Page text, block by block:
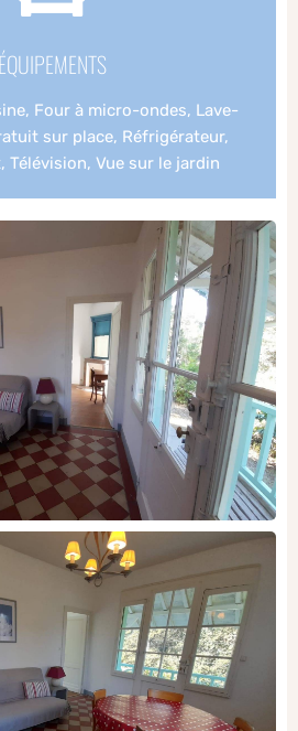
ÉQUIPEMENTS
Four à micro-ondes, Lave-
sur place, Réfrigérateur,
Télévision, Vue sur le jardin